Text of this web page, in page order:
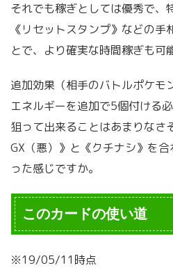
それでも稼ぎとしては優秀で、
《リセットスタンプ》などの
とで、より確実な時間稼ぎも可
追加効果（相手のバトルポケモ
エネルギーを追加で5個付ける必
狙って出来ることはあまりなさ
GX（悪）》と《クチナシ》を
った感じですか。
このカードの使い道
※19/05/11時点